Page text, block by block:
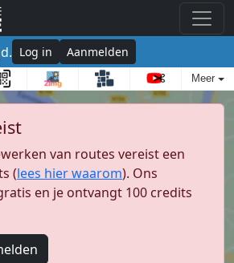
Log in Aanmelden
Meer
van routes vereist een
(lees hier waarom). Ons
en je ontvangt 100 credits